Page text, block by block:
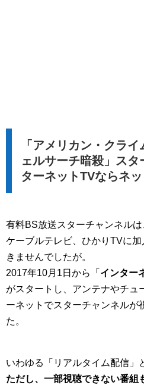
「アメリカン・クラ
ェルサーチ暗殺」ス
ターネットTVならネ
有料BS放送スターチャンネル
ケーブルテレビ、ひかりTVに
きませんでしたが。
2017年10月1日から「 インター
がスタートし、アンテナやチュ
ーネットでスターチャンネルが
た。
いわゆる「リアルタイム配信」
ただし、一部視聴できない番組